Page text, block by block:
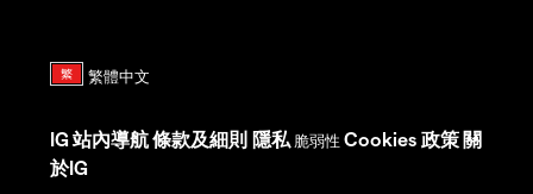
IG 站內導航條款及細則 隱私 脆弱性 Cookies 政策 關
於IG